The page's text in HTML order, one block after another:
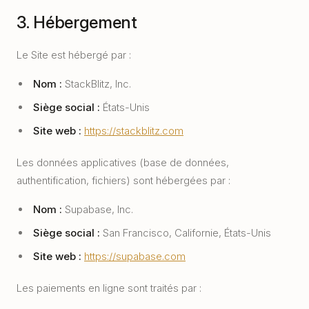
3. Hébergement
Le Site est hébergé par :
Nom : StackBlitz, Inc.
Siège social : États-Unis
Site web : https://stackblitz.com
Les données applicatives (base de données,
authentification, fichiers) sont hébergées par :
Nom : Supabase, Inc.
Siège social : San Francisco, Californie, États-Unis
Site web : https://supabase.com
Les paiements en ligne sont traités par :